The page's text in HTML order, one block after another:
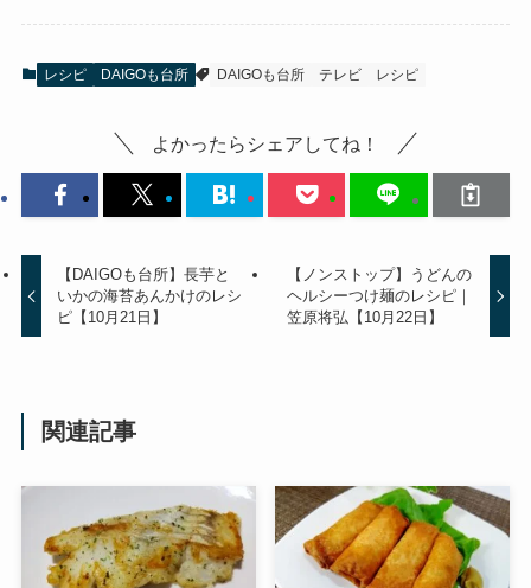
レシピ DAIGOも台所 DAIGOも台所 テレビ レシピ
よかったらシェアしてね！
【DAIGOも台所】長芋と
いかの海苔あんかけのレシ
ピ【10月21日】
【ノンストップ】うどんの
ヘルシーつけ麺のレシピ｜
笠原将弘【10月22日】
関連記事